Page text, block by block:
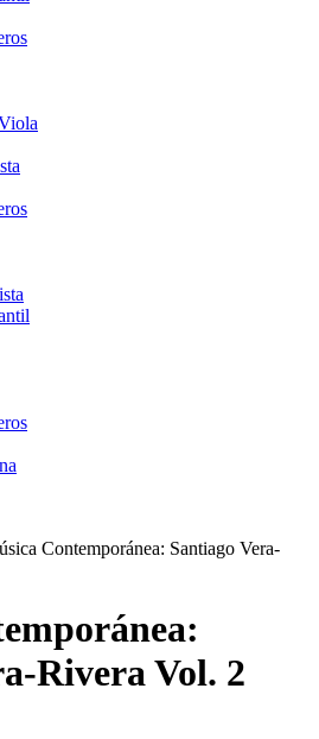
Contemporánea: Santiago Vera-
Rivera Vol. 2